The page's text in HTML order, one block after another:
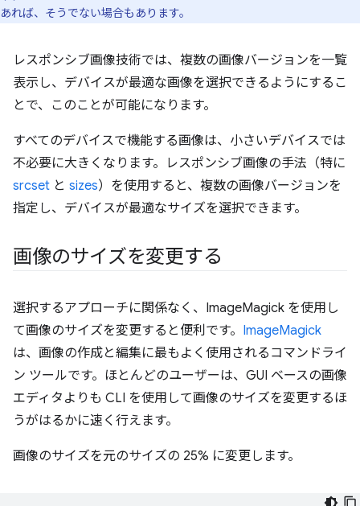
あれば、そうでない場合もあります。
レスポンシブ画像技術では、複数の画像バージョンを一覧
表示し、デバイスが最適な画像を選択できるようにするこ
とで、このことが可能になります。
すべてのデバイスで機能する画像は、小さいデバイスでは
不必要に大きくなります。レスポンシブ画像の手法（特に
srcset と sizes）を使用すると、複数の画像バージョンを
指定し、デバイスが最適なサイズを選択できます。
画像のサイズを変更する
選択するアプローチに関係なく、ImageMagick を使用し
て画像のサイズを変更すると便利です。 ImageMagick
は、画像の作成と編集に最もよく使用されるコマンドライ
ン ツールです。ほとんどのユーザーは、GUI ベースの画像
エディタよりも CLI を使用して画像のサイズを変更するほ
うがはるかに速く行えます。
画像のサイズを元のサイズの 25% に変更します。